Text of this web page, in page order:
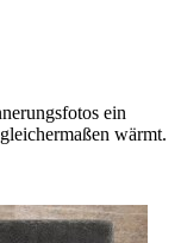
ein
wärmt.